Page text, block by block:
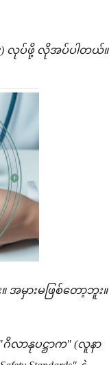
း) လုပ်ဖို့ လိုအပ်ပါတယ်။
မှားမဖြစ်တော့ဘူး။
ာနုပဋ္ဌာက" (လူနာ